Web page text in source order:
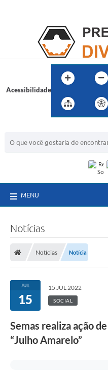
Acessibilidade
MENU
Notícias
Notícias Notícia
JUL
15
15 JUL 2022
SOCIAL
Semas realiza ação
“Julho Amarelo”